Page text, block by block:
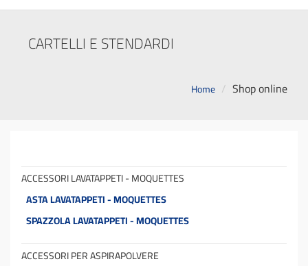
CARTELLI E STENDARDI
Home Shop online
ACCESSORI LAVATAPPETI - MOQUETTES
ASTA LAVATAPPETI - MOQUETTES
SPAZZOLA LAVATAPPETI - MOQUETTES
ACCESSORI PER ASPIRAPOLVERE